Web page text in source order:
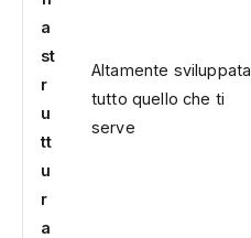
a
st
r
u
tt
u
r
a
Altamente sviluppata,
tutto quello che ti
serve